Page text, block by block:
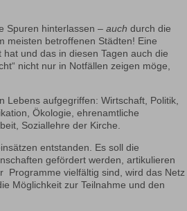
Spuren hinterlassen –auch durch die
meisten betroffenen Städten! Eine
und das in diesen Tagen auch die
nicht nur in Notfällen zeigen möge,
Lebens aufgegriffen: Wirtschaft, Politik,
Ökologie, ehrenamtliche
Soziallehre der Kirche.
entstanden. Es soll die
gefördert werden, artikulieren
Programme vielfältig sind, wird das Netz
Möglichkeit zur Teilnahme und den